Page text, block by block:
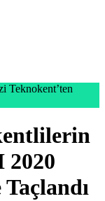
Teknokent’ten
2020